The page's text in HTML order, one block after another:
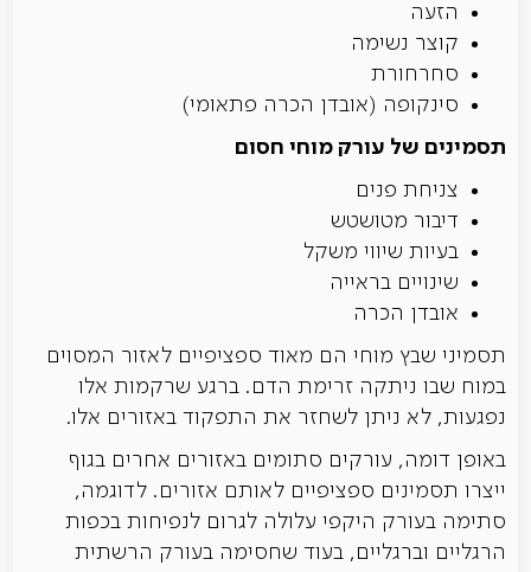
הזעה
קוצר נשימה
סחרחורת
סינקופה (אובדן הכרה פתאומי)
תסמינים של עורק מוחי חסום
צניחת פנים
דיבור מטושטש
בעיות שיווי משקל
שינויים בראייה
אובדן הכרה
תסמיני שבץ מוחי הם מאוד ספציפיים לאזור המסוים
במוח שבו ניתקה זרימת הדם. ברגע שרקמות אלו
נפגעות, לא ניתן לשחזר את התפקוד באזורים אלו.
באופן דומה, עורקים סתומים באזורים אחרים בגוף
ייצרו תסמינים ספציפיים לאותם אזורים. לדוגמה,
סתימה בעורק היקפי עלולה לגרום לנפיחות בכפות
הרגליים וברגליים, בעוד שחסימה בעורק הרשתית